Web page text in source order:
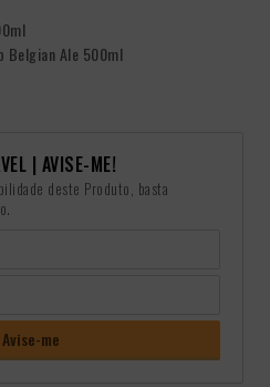
Belgian Ale 500ml
| AVISE-ME!
deste Produto, basta